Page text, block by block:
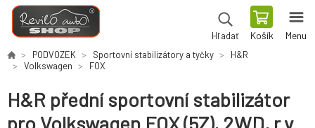
Hľadať Košík Menu
PODVOZEK Sportovní stabilizátory a tyčky
H&R
Volkswagen
FOX
H&R přední sportovní stabilizátor